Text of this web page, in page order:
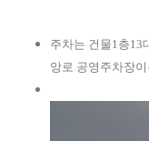
주차는 건물1층13
앙로 공영주차장